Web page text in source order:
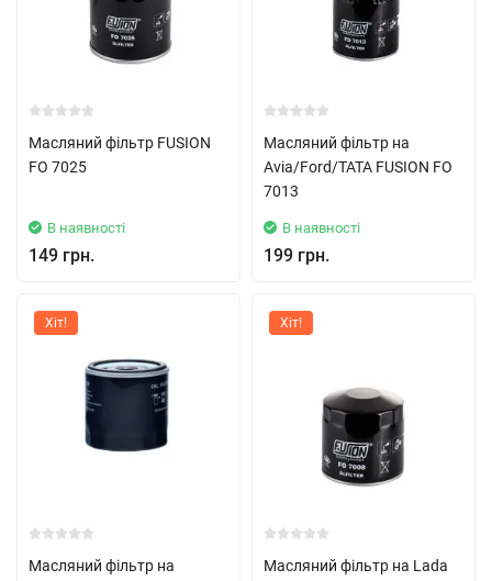
Масляний фільтр FUSION
FO 7025
В наявності
149 грн.
Масляний фільтр на
Avia/Ford/TATA FUSION FO
7013
В наявності
199 грн.
Хіт!
Масляний фільтр на
Хіт!
Масляний фільтр на Lada